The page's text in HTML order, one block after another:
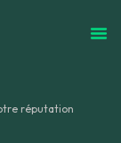
réputation